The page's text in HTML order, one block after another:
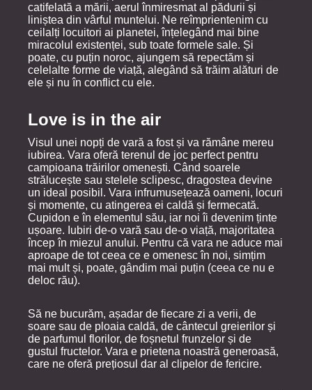
catifelată a mării, aerul înmiresmat al pădurii și
liniștea din vârful muntelui. Ne reîmprientenim cu
ceilalți locuitori ai planetei, înțelegând mai bine
miracolul existenței, sub toate formele sale. Și
poate, cu puțin noroc, ajungem să repectăm și
celelalte forme de viață, alegând să trăim alături de
ele și nu în conflict cu ele.
Love is in the air
Visul unei nopți de vară a fost și va rămâne mereu
iubirea. Vara oferă terenul de joc perfect pentru
campioana trăirilor omenești. Când soarele
strălucește sau stelele sclipesc, dragostea devine
un ideal posibil. Vara infrumusețează oameni, locuri
și momente, cu atingerea ei caldă și fermecată.
Cupidon e în elementul său, iar noi îi devenim ținte
ușoare. Iubiri de-o vară sau de-o viață, majoritatea
încep în miezul anului. Pentru că vara ne aduce mai
aproape de tot ceea ce e omenesc în noi, simțim
mai mult și, poate, gândim mai puțin (ceea ce nu e
deloc rău).
Să ne bucurăm, așadar de fiecare zi a verii, de
soare sau de ploaia caldă, de cântecul greierilor și
de parfumul florilor, de foșnetul frunzelor și de
gustul fructelor. Vara e prietena noastră generoasă,
care ne oferă prețiosul dar al clipelor de fericire.